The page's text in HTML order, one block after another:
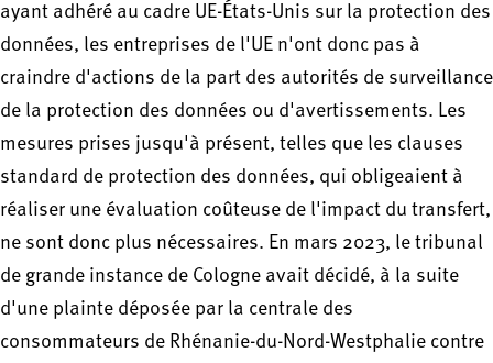
ayant adhéré au cadre UE-États-Unis sur la protection des
données, les entreprises de l'UE n'ont donc pas à
craindre d'actions de la part des autorités de surveillance
de la protection des données ou d'avertissements. Les
mesures prises jusqu'à présent, telles que les clauses
standard de protection des données, qui obligeaient à
réaliser une évaluation coûteuse de l'impact du transfert,
ne sont donc plus nécessaires. En mars 2023, le tribunal
de grande instance de Cologne avait décidé, à la suite
d'une plainte déposée par la centrale des
consommateurs de Rhénanie-du-Nord-Westphalie contre